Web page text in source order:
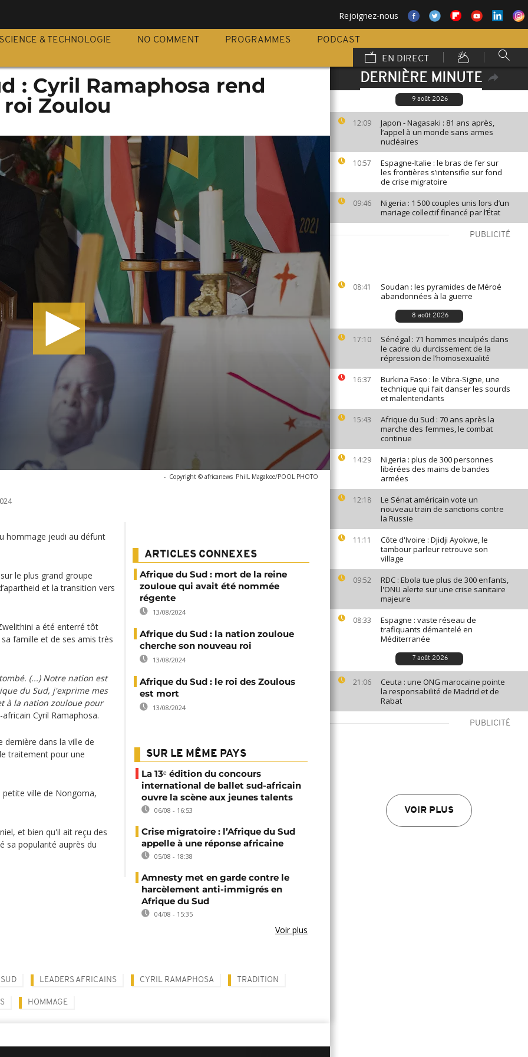
Rejoignez-nous
SCIENCE & TECHNOLOGIE NO COMMENT PROGRAMMES
PODCAST
EN DIRECT
DERNIÈRE MINUTE
9 août 2026
12:09
Japon - Nagasaki : 81 ans après,
l’appel à un monde sans armes
nucléaires
10:57
Espagne-Italie : le bras de fer sur
les frontières s’intensifie sur fond
de crise migratoire
09:46
Nigeria : 1 500 couples unis lors d’un
mariage collectif financé par l’État
PUBLICITÉ
08:41
Soudan : les pyramides de Méroé
abandonnées à la guerre
8 août 2026
17:10
Sénégal : 71 hommes inculpés dans
le cadre du durcissement de la
répression de l’homosexualité
16:37
Burkina Faso : le Vibra-Signe, une
technique qui fait danser les sourds
et malentendants
15:43
Afrique du Sud : 70 ans après la
marche des femmes, le combat
continue
14:29
Nigeria : plus de 300 personnes
libérées des mains de bandes
armées
12:18
Le Sénat américain vote un
nouveau train de sanctions contre
la Russie
11:11
Côte d'Ivoire : Djidji Ayokwe, le
tambour parleur retrouve son
village
09:52
RDC : Ebola tue plus de 300 enfants,
l'ONU alerte sur une crise sanitaire
majeure
08:33
Espagne : vaste réseau de
trafiquants démantelé en
Méditerranée
7 août 2026
21:06
Ceuta : une ONG marocaine pointe
la responsabilité de Madrid et de
Rabat
PUBLICITÉ
VOIR PLUS
: Cyril Ramaphosa rend
Zoulou
- Copyright © africanews PhilL Magakoe/POOL PHOTO
hommage jeudi au défunt
le plus grand groupe
et la transition vers
a été enterré tôt
famille et de ses amis très
(...) Notre nation est
du Sud, j'exprime mes
à la nation zouloue pour
Cyril Ramaphosa.
dernière dans la ville de
traitement pour une
petite ville de Nongoma,
et bien qu'il ait reçu des
sa popularité auprès du
ARTICLES CONNEXES
Afrique du Sud : mort de la reine
zouloue qui avait été nommée
régente
13/08/2024
Afrique du Sud : la nation zouloue
cherche son nouveau roi
13/08/2024
Afrique du Sud : le roi des Zoulous
est mort
13/08/2024
SUR LE MÊME PAYS
La 13ᵉ édition du concours
international de ballet sud-africain
ouvre la scène aux jeunes talents
06/08 - 16:53
Crise migratoire : l’Afrique du Sud
appelle à une réponse africaine
05/08 - 18:38
Amnesty met en garde contre le
harcèlement anti-immigrés en
Afrique du Sud
04/08 - 15:35
Voir plus
LEADERS AFRICAINS CYRIL RAMAPHOSA TRADITION
HOMMAGE